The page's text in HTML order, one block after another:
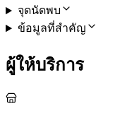
จุดนัดพบ
ข้อมูลที่สำคัญ
ผู้ให้บริการ